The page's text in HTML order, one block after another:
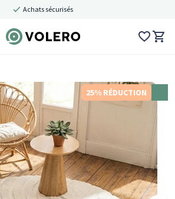
Achats sécurisés
25% RÉDUCTION